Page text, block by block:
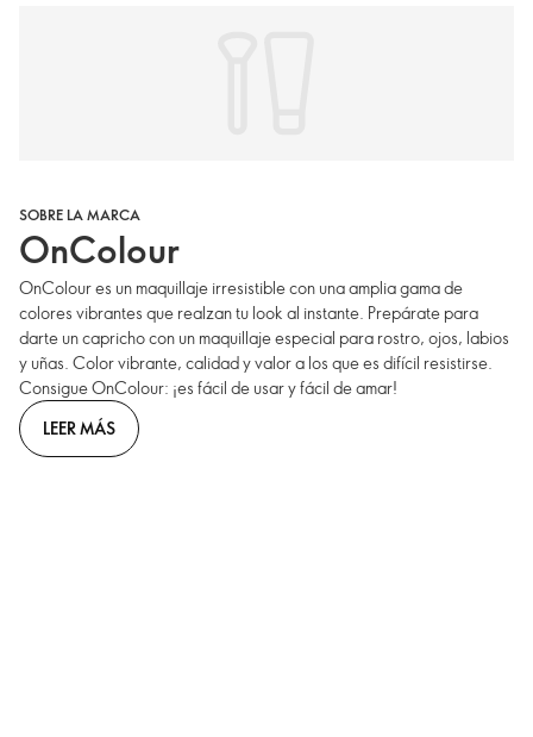
SOBRE LA MARCA
OnColour
OnColour es un maquillaje irresistible con una amplia gama de
colores vibrantes que realzan tu look al instante. Prepárate para
darte un capricho con un maquillaje especial para rostro, ojos, labios
y uñas. Color vibrante, calidad y valor a los que es difícil resistirse.
Consigue OnColour: ¡es fácil de usar y fácil de amar!
LEER MÁS